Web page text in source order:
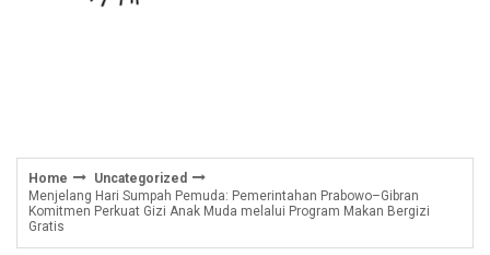
Home
Uncategorized
Menjelang Hari Sumpah Pemuda: Pemerintahan Prabowo–Gibran
Komitmen Perkuat Gizi Anak Muda melalui Program Makan Bergizi
Gratis